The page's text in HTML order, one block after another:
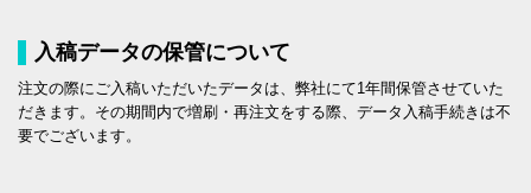
入稿データの保管について
注文の際にご入稿いただいたデータは、弊社にて1年間保管させていた
だきます。その期間内で増刷・再注文をする際、データ入稿手続きは不
要でございます。